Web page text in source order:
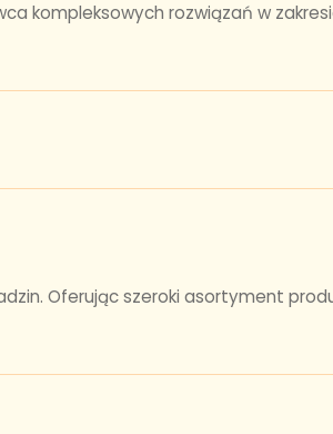
kompleksowych rozwiązań w
Oferując szeroki asortyment